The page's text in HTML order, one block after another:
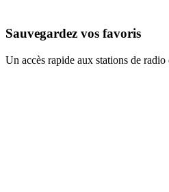
Sauvegardez vos favoris
Un accès rapide aux stations de